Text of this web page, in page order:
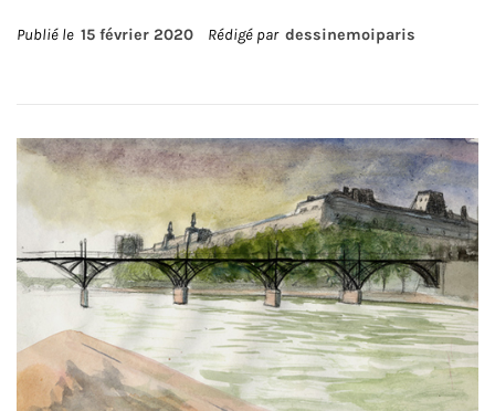
Publié le 15 février 2020 Rédigé par dessinemoiparis